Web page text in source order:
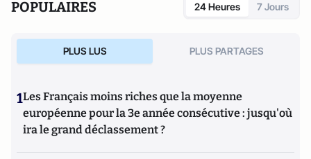
POPULAIRES 24 Heures 7 Jours
PLUS LUS PLUS PARTAGES
1Les Français moins riches que la moyenne
européenne pour la 3e année consécutive : jusqu'où
ira le grand déclassement ?